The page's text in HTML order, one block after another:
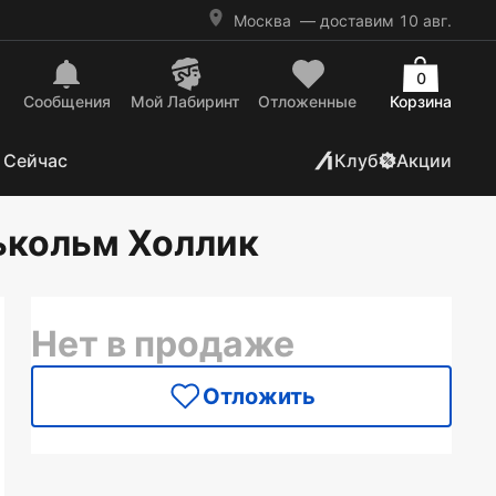
Москва — доставим 10 авг.
Сообщения Mой Лабиринт Отложенные Корзина
0
Клуб Акции
Холлик
Нет в продаже
Отложить